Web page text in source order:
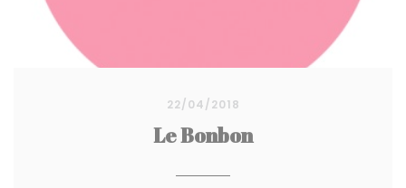
22/04/2018
Le Bonbon